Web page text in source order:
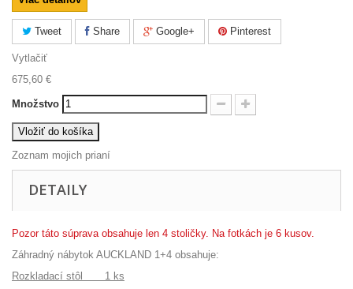
Tweet Share Google+ Pinterest
Vytlačiť
675,60 €
Množstvo
Vložiť do košíka
Zoznam mojich prianí
DETAILY
Pozor táto súprava obsahuje len 4 stoličky. Na fotkách je 6 kusov.
Záhradný nábytok AUCKLAND 1+4 obsahuje:
Rozkladací stôl 1 ks